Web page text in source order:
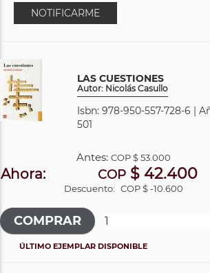
NOTIFICARME
LAS CUESTIONES
Autor: Nicolás Casullo
Isbn: 978-950-557-728-6 |
501
Antes: COP$ 53.000
Ahora: COP$ 42.400
Descuento: COP $ -10.600
ÚLTIMO EJEMPLAR DISPONIBLE